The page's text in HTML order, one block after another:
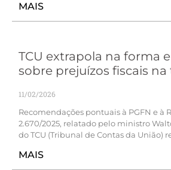
MAIS
TCU extrapola na forma
sobre prejuízos fiscais na
11/02/2026
Recomendações pontuais à PGFN e à
2.670/2025, relatado pelo ministro
do TCU (Tribunal de Contas da União)
MAIS